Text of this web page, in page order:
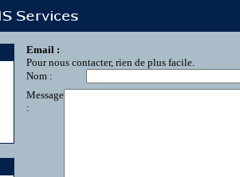
Email :
Pour nous contacter, rien de plus facile.
Nom :
Message
: